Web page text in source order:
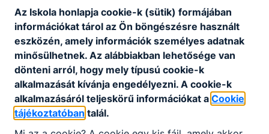
alkalmassá teszik az Ipar 4.0 környezetben
történő munkavégzésre. Vállalati környezetben
rendszergazdai feladatköröket lát el.
Ajánlott mindazon ﬁatalok számára, akik
érdeklődnek az ipari informatika és az elektronika
iránt, és olyan szakmára vágynak, amely ígéretes
karrierutakat kínál kimagasló technológiai
környezetben. Remek választás szakirányú
Az Iskola honlapja cookie-k (sütik) formájában
információkat tárol az Ön böngészésre használt
eszközén, amely információk személyes adatnak
minősülhetnek. Az alábbiakban lehetősége van
dönteni arról, hogy mely típusú cookie-k
alkalmazását kívánja engedélyezni. A cookie-k
alkalmazásáról teljeskörű információkat a Cookie
tájékoztatóban talál.